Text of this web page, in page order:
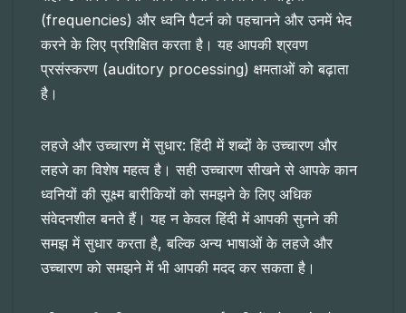
(frequencies) और ध्वनि पैटर्न को पहचानने और उनमें भेद
करने के लिए प्रशिक्षित करता है। यह आपकी श्रवण
प्रसंस्करण (auditory processing) क्षमताओं को बढ़ाता
है।
लहजे और उच्चारण में सुधार: हिंदी में शब्दों के उच्चारण और
लहजे का विशेष महत्व है। सही उच्चारण सीखने से आपके कान
ध्वनियों की सूक्ष्म बारीकियों को समझने के लिए अधिक
संवेदनशील बनते हैं। यह न केवल हिंदी में आपकी सुनने की
समझ में सुधार करता है, बल्कि अन्य भाषाओं के लहजे और
उच्चारण को समझने में भी आपकी मदद कर सकता है।